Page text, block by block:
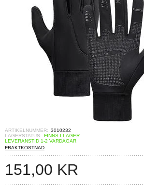
ARTIKELNUMMER: 3010232
LAGERSTATUS: FINNS I LAGER.
LEVERANSTID 1-2 VARDAGAR
FRAKTKOSTNAD
151,00 KR